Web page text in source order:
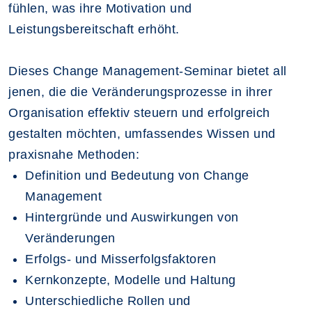
fühlen, was ihre Motivation und
Leistungsbereitschaft erhöht.
Dieses Change Management-Seminar bietet all
jenen, die die Veränderungsprozesse in ihrer
Organisation effektiv steuern und erfolgreich
gestalten möchten, umfassendes Wissen und
praxisnahe Methoden:
Definition und Bedeutung von Change
Management
Hintergründe und Auswirkungen von
Veränderungen
Erfolgs- und Misserfolgsfaktoren
Kernkonzepte, Modelle und Haltung
Unterschiedliche Rollen und